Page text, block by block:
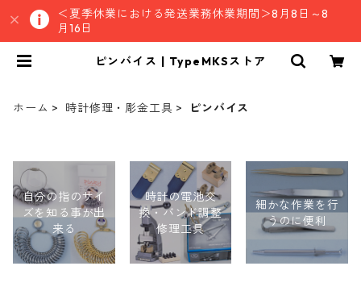
＜夏季休業における発送業務休業期間＞8月8日～8
月16日
ピンバイス | TypeMKSストア
ホーム 時計修理・彫金工具 ピンバイス
自分の指のサイ
ズを知る事が出
来る
時計の電池交
換・バンド調整
修理工具
細かな作業を行
うのに便利